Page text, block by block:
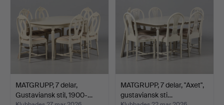
MATGRUPP, 7 delar,
Gustaviansk stil, 1900-…
MATGRUPP, 7 delar, "Axet",
gustaviansk sti…